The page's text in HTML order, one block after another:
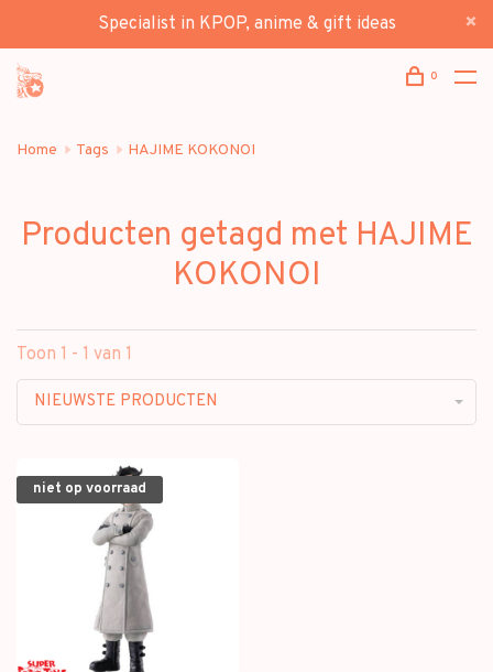
Specialist in KPOP, anime & gift ideas
0
Home Tags HAJIME KOKONOI
Producten getagd met HAJIME
KOKONOI
Toon 1 - 1 van 1
NIEUWSTE PRODUCTEN
niet op voorraad